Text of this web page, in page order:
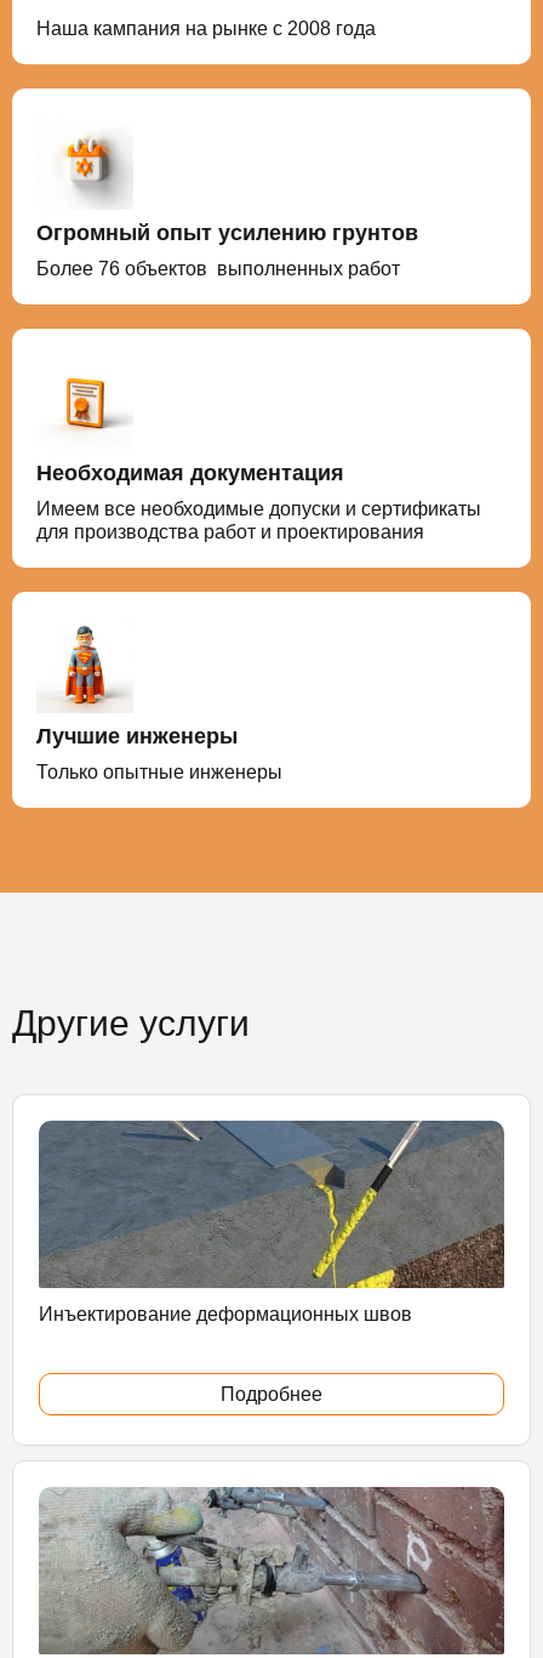
Наша кампания на рынке с 2008 года
Огромный опыт усилению грунтов
Более 76 объектов выполненных работ
Необходимая документация
Имеем все необходимые допуски и сертификаты
для производства работ и проектирования
Лучшие инженеры
Только опытные инженеры
Другие услуги
Инъектирование деформационных швов
Подробнее